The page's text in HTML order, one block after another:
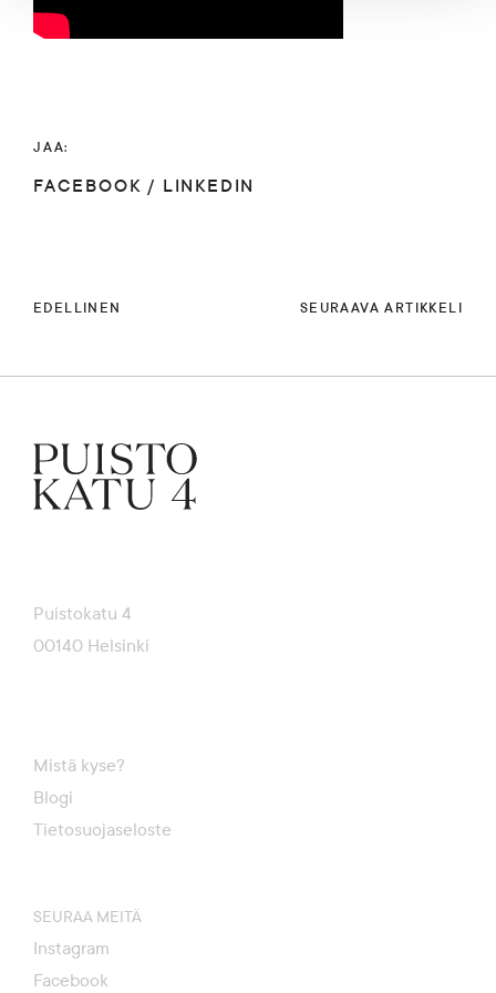
JAA:
FACEBOOK / LINKEDIN
EDELLINEN SEURAAVA ARTIKKELI
Puistokatu 4
00140 Helsinki
Mistä kyse?
Blogi
Tietosuojaseloste
SEURAA MEITÄ
Instagram
Facebook